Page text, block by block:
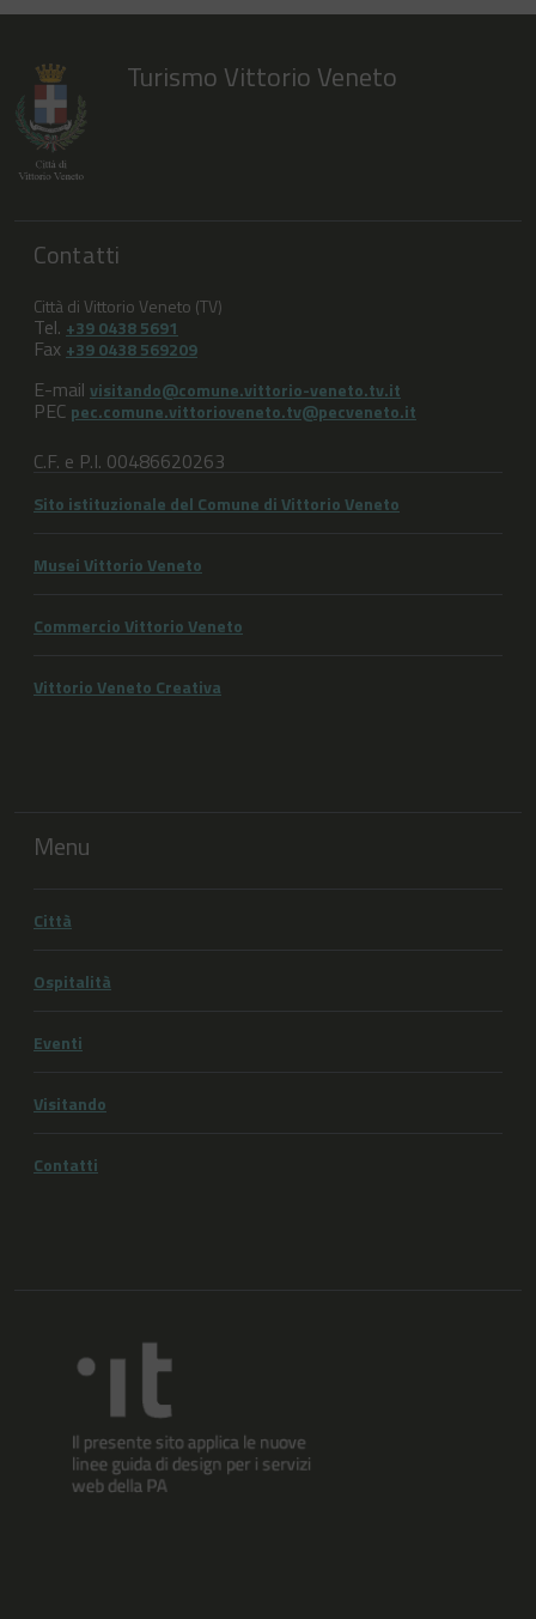
Turismo Vittorio Veneto
Contatti
Città di Vittorio Veneto (TV)
Tel. +39 0438 5691
Fax +39 0438 569209
E-mail visitando@comune.vittorio-veneto.tv.it
PEC pec.comune.vittorioveneto.tv@pecveneto.it
C.F. e P.I. 00486620263
Sito istituzionale del Comune di Vittorio Veneto
Musei Vittorio Veneto
Commercio Vittorio Veneto
Vittorio Veneto Creativa
Menu
Città
Ospitalità
Eventi
Visitando
Contatti